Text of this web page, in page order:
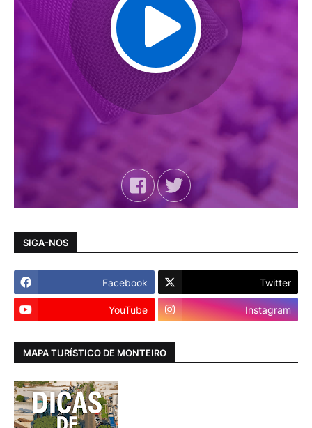
SIGA-NOS
Facebook Twitter
YouTube Instagram
MAPA TURÍSTICO DE MONTEIRO